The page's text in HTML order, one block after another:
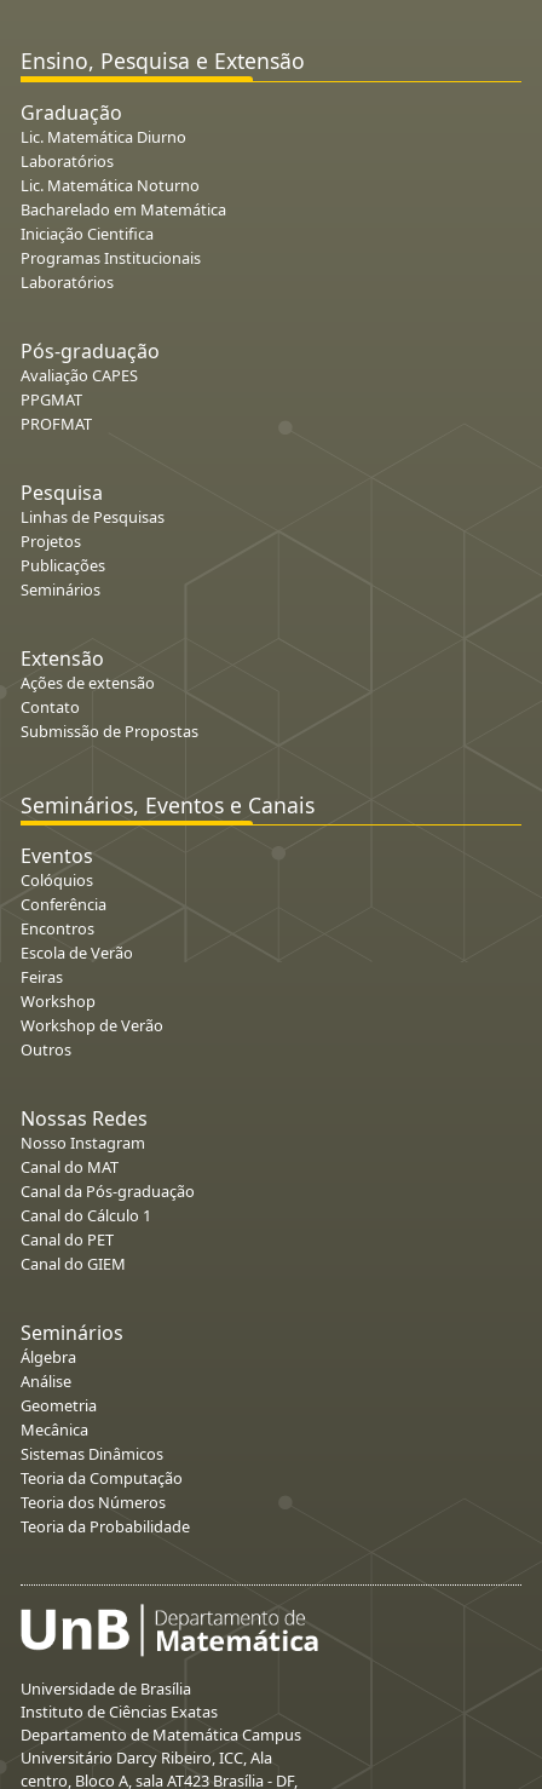
Ensino, Pesquisa e Extensão
Graduação
Lic. Matemática Diurno
Laboratórios
Lic. Matemática Noturno
Bacharelado em Matemática
Iniciação Cientifica
Programas Institucionais
Laboratórios
Pós-graduação
Avaliação CAPES
PPGMAT
PROFMAT
Pesquisa
Linhas de Pesquisas
Projetos
Publicações
Seminários
Extensão
Ações de extensão
Contato
Submissão de Propostas
Seminários, Eventos e Canais
Eventos
Colóquios
Conferência
Encontros
Escola de Verão
Feiras
Workshop
Workshop de Verão
Outros
Nossas Redes
Nosso Instagram
Canal do MAT
Canal da Pós-graduação
Canal do Cálculo 1
Canal do PET
Canal do GIEM
Seminários
Álgebra
Análise
Geometria
Mecânica
Sistemas Dinâmicos
Teoria da Computação
Teoria dos Números
Teoria da Probabilidade
Universidade de Brasília
Instituto de Ciências Exatas
Departamento de Matemática Campus
Universitário Darcy Ribeiro, ICC, Ala
centro, Bloco A, sala AT423 Brasília - DF,